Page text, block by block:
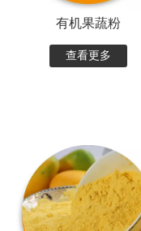
有机果蔬粉
查看更多